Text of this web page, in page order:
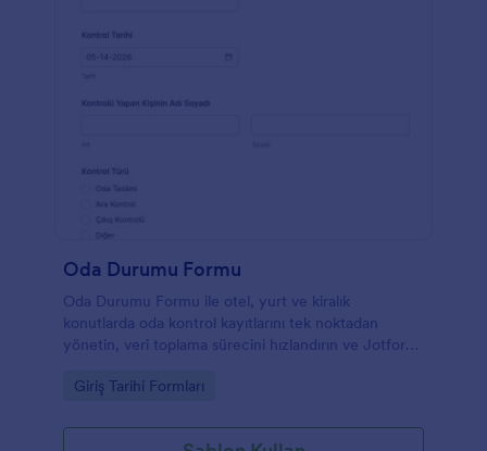
Oda Durumu Formu
Oda Durumu Formu ile otel, yurt ve kiralık
konutlarda oda kontrol kayıtlarını tek noktadan
yönetin, veri toplama sürecini hızlandırın ve Jotform
Go to Category:
Giriş Tarihi Formları